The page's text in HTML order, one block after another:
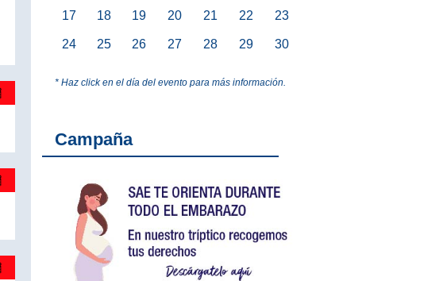
17 18 19 20 21 22 23
24 25 26 27 28 29 30
* Haz click en el día del evento para más información.
Campaña